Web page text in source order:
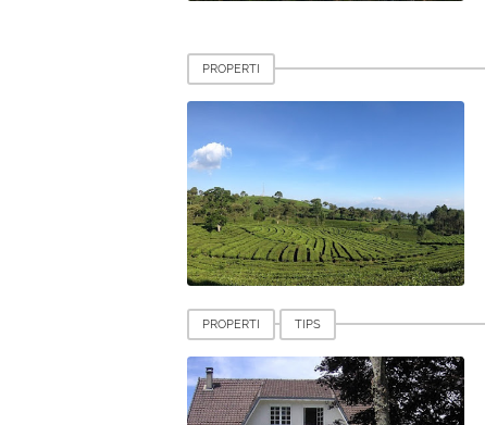
PROPERTI
PROPERTI TIPS